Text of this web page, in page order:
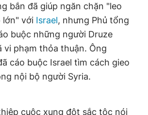
bắn đã giúp ngăn chặn "leo
lớn" với Israel, nhưng Phủ tổng
buộc những người Druze
vi phạm thỏa thuận. Ông
cáo buộc Israel tìm cách gieo
nội bộ người Syria.
cuộc xung đột sắc tộc nói